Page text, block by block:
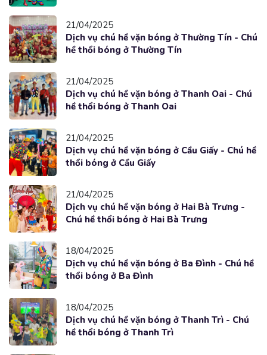
21/04/2025
Dịch vụ chú hề vặn bóng ở Thường Tín - Chú
hề thổi bóng ở Thường Tín
21/04/2025
Dịch vụ chú hề vặn bóng ở Thanh Oai - Chú
hề thổi bóng ở Thanh Oai
21/04/2025
Dịch vụ chú hề vặn bóng ở Cầu Giấy - Chú hề
thổi bóng ở Cầu Giấy
21/04/2025
Dịch vụ chú hề vặn bóng ở Hai Bà Trưng -
Chú hề thổi bóng ở Hai Bà Trưng
18/04/2025
Dịch vụ chú hề vặn bóng ở Ba Đình - Chú hề
thổi bóng ở Ba Đình
18/04/2025
Dịch vụ chú hề vặn bóng ở Thanh Trì - Chú
hề thổi bóng ở Thanh Trì